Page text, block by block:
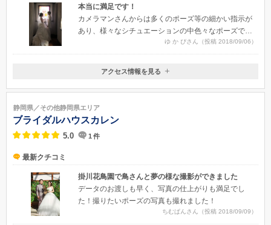
本当に満足です！
カメラマンさんからは多くのポーズ等の細かい指示が
あり、様々なシチュエーションの中色々なポーズでの
写真をとってくださり嬉しかったです。途中会話をは
さんでくださったので、段々と緊張もほぐれ自然な笑
顔を見せることができました。
ゆ か ぴさん（投稿 2018/09/06）
静岡県焼津市小屋敷385
アクセス情報を見る
静岡県／その他静岡県エリア
ブライダルハウスカレン
5.0 1 件
最新クチコミ
掛川花鳥園で鳥さんと夢の様な撮影ができました
データのお渡しも早く、写真の仕上がりも満足でし
た！撮りたいポーズの写真も撮れました！
ちむぱんさん（投稿 2018/09/09）